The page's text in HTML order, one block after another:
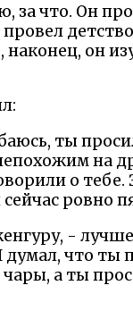
за что. Он
провел
он
ты
на
о тебе.
ровно
-
думал, что ты
а ты